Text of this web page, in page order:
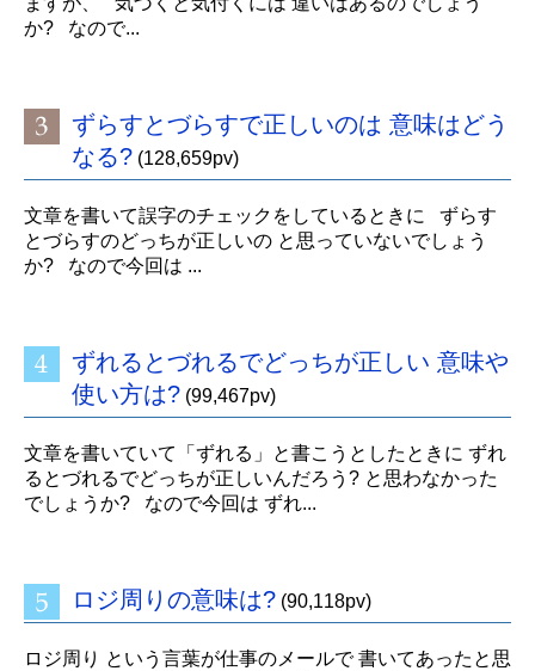
か? なので...
ずらすとづらすで正しいのは 意味はどう
なる? (128,659pv)
文章を書いて誤字のチェックをしているときに ずらす
とづらすのどっちが正しいの と思っていないでしょう
か? なので今回は ...
ずれるとづれるでどっちが正しい 意味や
使い方は? (99,467pv)
文章を書いていて「ずれる」と書こうとしたときに ずれ
るとづれるでどっちが正しいんだろう? と思わなかった
でしょうか? なので今回は ずれ...
ロジ周りの意味は? (90,118pv)
ロジ周り という言葉が仕事のメールで 書いてあったと思